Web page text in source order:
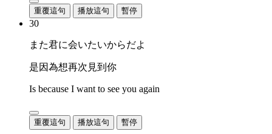
重覆這句 播放這句 暫停
30
また君に会いたいからだよ
是因為想再次見到你
Is because I want to see you again
重覆這句 播放這句 暫停